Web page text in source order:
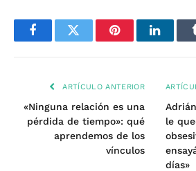
FacebookTwitter Pinterest
ARTÍCULO ANTERIOR
«Ninguna relación es una
pérdida de tiempo»: qué
aprendemos de los
vínculos
le
días»